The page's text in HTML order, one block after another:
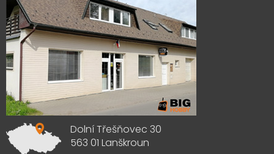
Dolní Třešňovec 30
563 01 Lanškroun